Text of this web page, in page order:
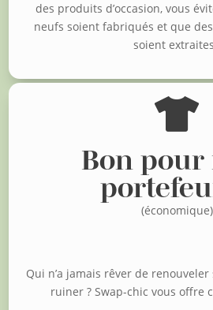
des produits d’occasion, vous
neufs soient fabriqués et que
soient

Bon pour
(économique)
Qui n’a jamais rêver de
ruiner ? Swap-chic vous offre